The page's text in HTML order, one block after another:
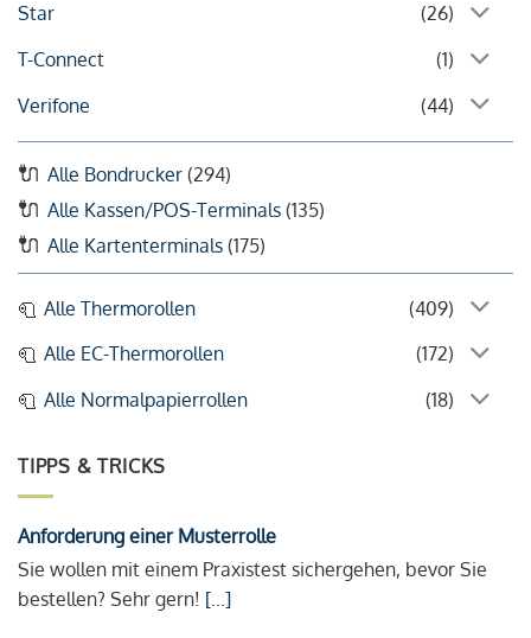
Star
(26)
T-Connect
(1)
Verifone
(44)
Alle Bondrucker (294)
Alle Kassen/POS-Terminals (135)
Alle Kartenterminals (175)
Alle Thermorollen
(409)
Alle EC-Thermorollen
(172)
Alle Normalpapierrollen
(18)
TIPPS & TRICKS
Anforderung einer Musterrolle
Sie wollen mit einem Praxistest sichergehen, bevor Sie
bestellen? Sehr gern! [...]